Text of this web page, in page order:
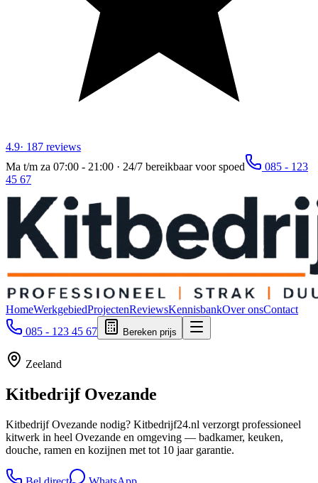
4.9· 187 reviews
Ma t/m za 07:00 - 21:00 · 24/7 bereikbaar voor spoed
085 - 123
45 67
HomeWerkgebiedProjectenReviewsKennisbankOver onsContact
085 - 123 45 67
Bereken prijs
Zeeland
Kitbedrijf Ovezande
Kitbedrijf Ovezande nodig? Kitbedrijf24.nl verzorgt professioneel
kitwerk in heel Ovezande en omgeving — badkamer, keuken,
douche, ramen en kozijnen met tot 10 jaar garantie.